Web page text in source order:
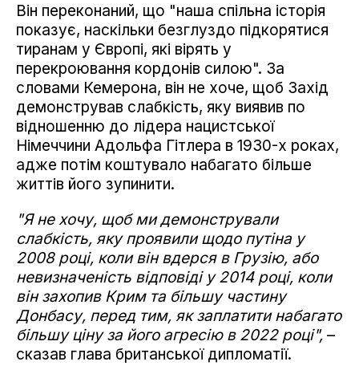
Він переконаний, що "наша спільна історія
показує, наскільки безглуздо підкорятися
тиранам у Європі, які вірять у
перекроювання кордонів силою". За
словами Кемерона, він не хоче, щоб Захід
демонстрував слабкість, яку виявив по
відношенню до лідера нацистської
Німеччини Адольфа Гітлера в 1930-х роках,
адже потім коштувало набагато більше
життів його зупинити.
"Я не хочу, щоб ми демонстрували
слабкість, яку проявили щодо путіна у
2008 році, коли він вдерся в Грузію, або
невизначеність відповіді у 2014 році, коли
він захопив Крим та більшу частину
Донбасу, перед тим, як заплатити набагато
більшу ціну за його агресію в 2022 році", –
сказав глава британської дипломатії.